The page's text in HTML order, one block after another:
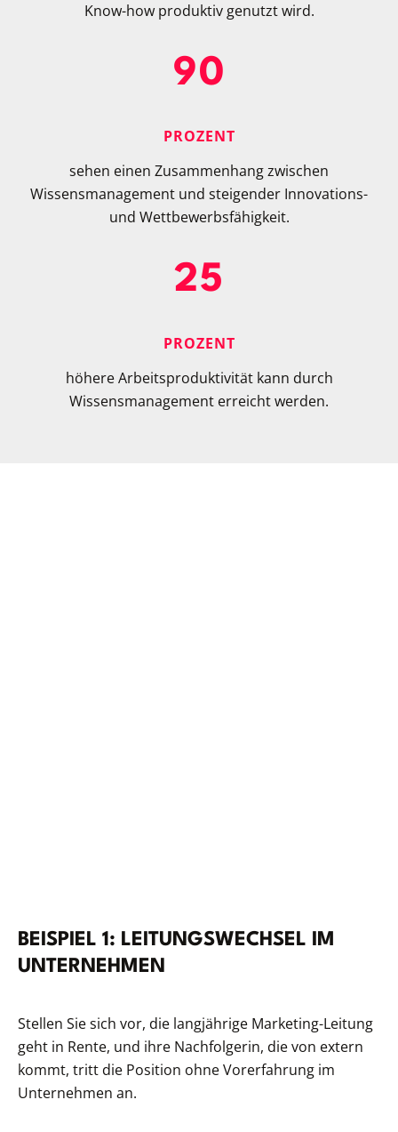
Know-how produktiv genutzt wird.
90
PROZENT
sehen einen Zusammenhang zwischen
Wissensmanagement und steigender Innovations-
und Wettbewerbsfähigkeit.
25
PROZENT
höhere Arbeitsproduktivität kann durch
Wissensmanagement erreicht werden.
BEISPIEL 1: LEITUNGSWECHSEL IM
UNTERNEHMEN
Stellen Sie sich vor, die langjährige Marketing-Leitung
geht in Rente, und ihre Nachfolgerin, die von extern
kommt, tritt die Position ohne Vorerfahrung im
Unternehmen an.